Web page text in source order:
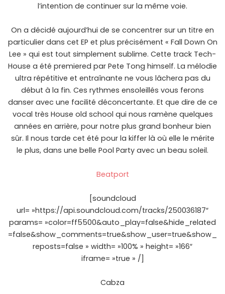
l’intention de continuer sur la même voie.
On a décidé aujourd’hui de se concentrer sur un titre en
particulier dans cet EP et plus précisément « Fall Down On
Lee » qui est tout simplement sublime. Cette track Tech-
House a été premiered par Pete Tong himself. La mélodie
ultra répétitive et entraînante ne vous lâchera pas du
début à la fin. Ces rythmes ensoleillés vous ferons
danser avec une facilité déconcertante. Et que dire de ce
vocal très House old school qui nous ramène quelques
années en arrière, pour notre plus grand bonheur bien
sûr. Il nous tarde cet été pour la kiffer là où elle le mérite
le plus, dans une belle Pool Party avec un beau soleil.
Beatport
[soundcloud
url= »https://api.soundcloud.com/tracks/250036187″
params= »color=ff5500&auto_play=false&hide_related
=false&show_comments=true&show_user=true&show_
reposts=false » width= »100% » height= »166″
iframe= »true » /]
Cabza